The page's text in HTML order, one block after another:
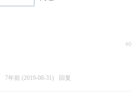
#0
7年前 (2019-08-31) 回复